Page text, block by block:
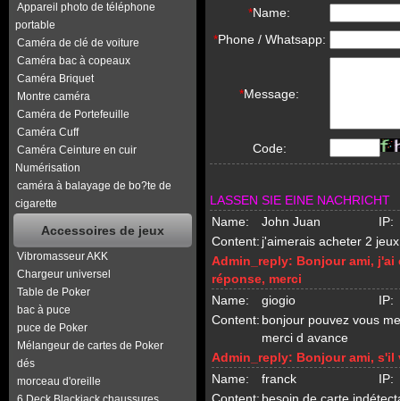
Appareil photo de téléphone
portable
Caméra de clé de voiture
Caméra bac à copeaux
Caméra Briquet
Montre caméra
Caméra de Portefeuille
Caméra Cuff
Caméra Ceinture en cuir
Numérisation
caméra à balayage de bo?te de
cigarette
Accessoires de jeux
Vibromasseur AKK
Chargeur universel
Table de Poker
bac à puce
puce de Poker
Mélangeur de cartes de Poker
dés
morceau d'oreille
*Name:
*Phone / Whatsapp:
*Message:
Code:
LASSEN SIE EINE NACHRICHT
Name:
John Juan
IP:
Content: j'aimerais acheter 2
Admin_reply: Bonjour ami, j'ai
réponse, merci
Name:
giogio
IP:
Content: bonjour pouvez vous
merci d avance
Admin_reply: Bonjour ami, s'il
Name:
franck
IP: